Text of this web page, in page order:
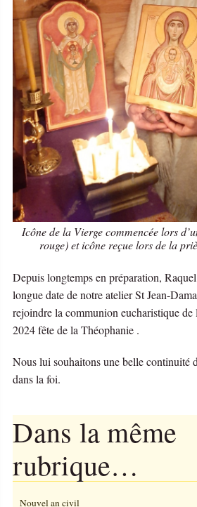
Icône de la Vierge commencée lors
rouge) et icône reçue lors de la
Depuis longtemps en préparation,
longue date de notre atelier St Jean-
rejoindre la communion eucharistique
2024 fête de la Théophanie .
Nous lui souhaitons une belle continuité
dans la foi.
Dans la même
rubrique…
Nouvel an civil